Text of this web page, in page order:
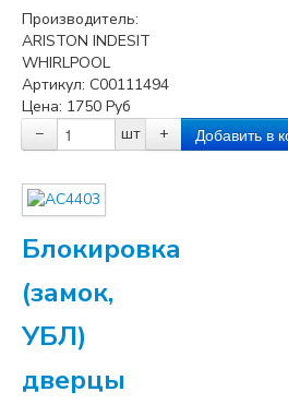
Производитель:
ARISTON INDESIT
WHIRLPOOL
Артикул: C00111494
Цена: 1750 Руб
−
шт +
Блокировка
(замок,
УБЛ)
дверцы